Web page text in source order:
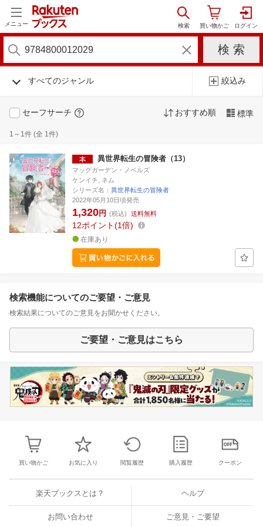
メニュー
すべてのジャンル 絞込み
セーフサーチ おすすめ順 標準
1～1件 (全 1件)
異世界転生の冒険者（13）
マッグガーデン・ノベルズ
ケンイチ, ネム
シリーズ名： 異世界転生の冒険者
2022年05月10日頃発売
1,320円 (税込) 送料無料
12ポイント 1倍
在庫あり
検索機能についてのご要望・ご意見
検索結果についてのご意見をお聞かせください。
ご要望・ご意見はこちら
買い物かご お気に入り 閲覧履歴 購入履歴 クーポン
楽天ブックスとは？ ヘルプ
お問い合わせ ご意見・ご要望